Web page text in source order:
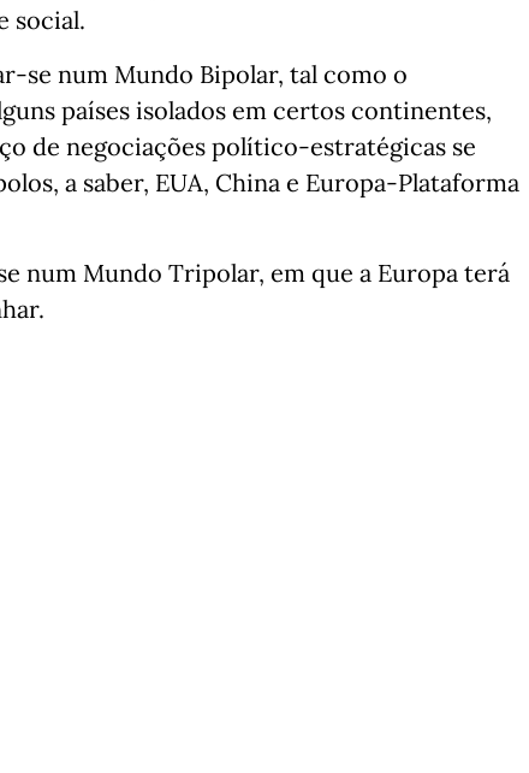
social.
se num Mundo Bipolar, tal como o
países isolados em certos continentes,
de negociações político-estratégicas se
a saber, EUA, China e Europa-Plataforma
num Mundo Tripolar, em que a Europa terá